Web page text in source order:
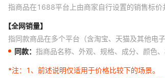
指商品在1688平台上由商家自行设置的销售标价
【全网销量】
指同款商品在多个平台（含淘宝、天猫及其他电
同款： 指商品名称、外观、规格、成分、颜色
*注：
1、前述说明仅适用于价格比较下的场景。